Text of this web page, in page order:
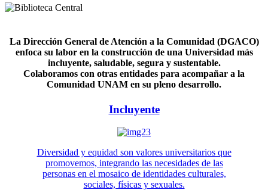
La Dirección General de Atención a la Comunidad (DGACO)
enfoca su labor en la construcción de una Universidad más
incluyente, saludable, segura y sustentable.
Colaboramos con otras entidades para acompañar a la
Comunidad UNAM en su pleno desarrollo.
Incluyente
Diversidad y equidad son valores universitarios que
promovemos, integrando las necesidades de las
personas en el mosaico de identidades culturales,
sociales, físicas y sexuales.